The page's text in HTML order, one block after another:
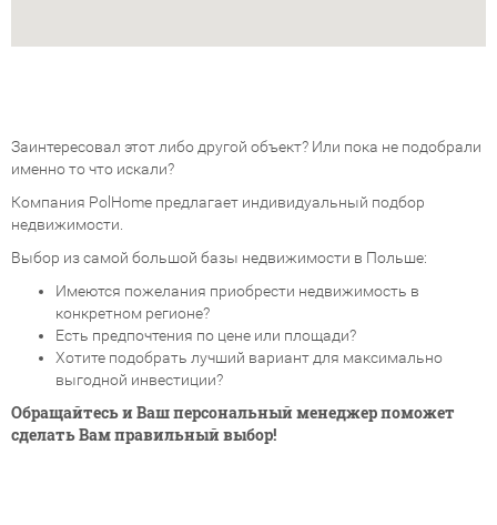
Заинтересовал этот либо другой объект? Или пока не подобрали
именно то что искали?
Компания PolHome предлагает индивидуальный подбор
недвижимости.
Выбор из самой большой базы недвижимости в Польше:
Имеются пожелания приобрести недвижимость в
конкретном регионе?
Есть предпочтения по цене или площади?
Хотите подобрать лучший вариант для максимально
выгодной инвестиции?
Обращайтесь и Ваш персональный менеджер поможет
сделать Вам правильный выбор!